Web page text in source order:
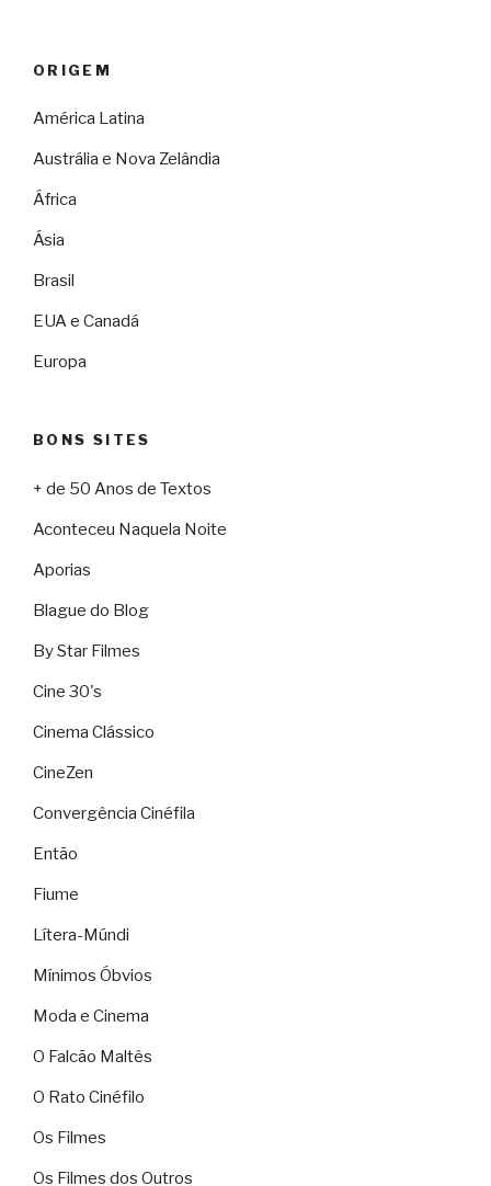
ORIGEM
América Latina
Austrália e Nova Zelândia
África
Ásia
Brasil
EUA e Canadá
Europa
BONS SITES
+ de 50 Anos de Textos
Aconteceu Naquela Noite
Aporias
Blague do Blog
By Star Filmes
Cine 30's
Cinema Clássico
CineZen
Convergência Cinéfila
Então
Fiume
Lítera-Múndi
Mínimos Óbvios
Moda e Cinema
O Falcão Maltês
O Rato Cinéfilo
Os Filmes
Os Filmes dos Outros